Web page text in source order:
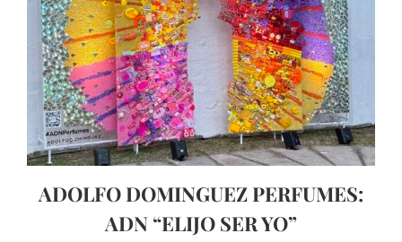
ADOLFO DOMINGUEZ PERFUMES:
ADN “ELIJO SER YO”